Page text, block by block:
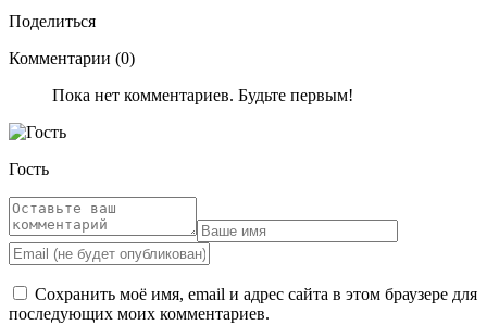
Поделиться
Комментарии (0)
Пока нет комментариев. Будьте первым!
Гость
Сохранить моё имя, email и адрес сайта в этом браузере для
последующих моих комментариев.